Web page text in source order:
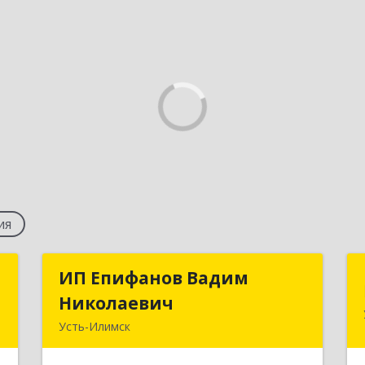
ИП Епифанов Вадим
Николаевич
Усть-Илимск
ИП Епифанов Вадим